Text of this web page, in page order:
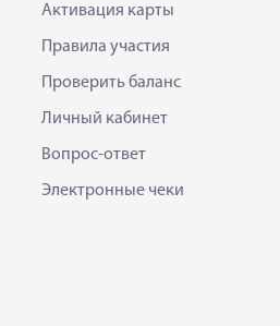
Активация карты
Правила участия
Проверить баланс
Личный кабинет
Вопрос-ответ
Электронные чеки